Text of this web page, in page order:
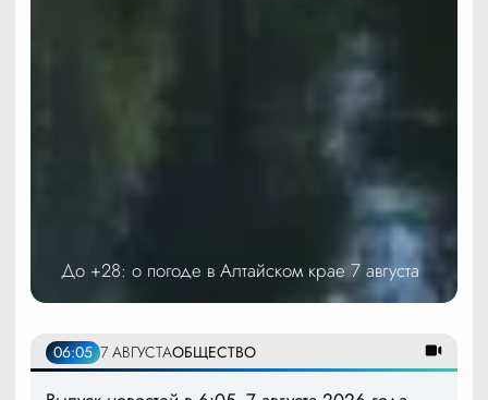
До +28: о погоде в Алтайском крае 7 августа
06:05 7 АВГУСТАОБЩЕСТВО